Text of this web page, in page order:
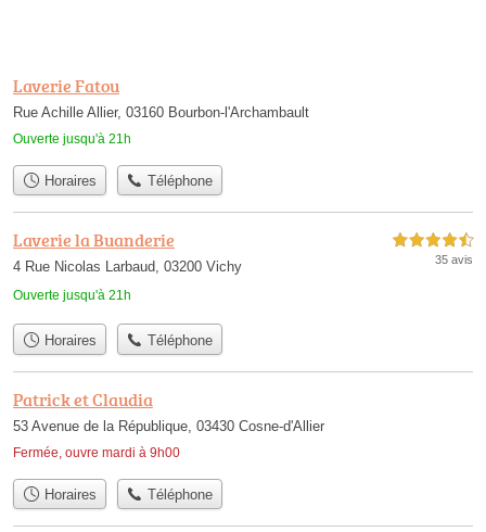
Laverie Fatou
Rue Achille Allier, 03160 Bourbon-l'Archambault
Ouverte jusqu'à 21h
Horaires Téléphone
Laverie la Buanderie
4 Rue Nicolas Larbaud, 03200 Vichy
Ouverte jusqu'à 21h
4,5 étoiles sur 5
35 avis
Horaires Téléphone
Patrick et Claudia
53 Avenue de la République, 03430 Cosne-d'Allier
Fermée, ouvre mardi à 9h00
Horaires Téléphone